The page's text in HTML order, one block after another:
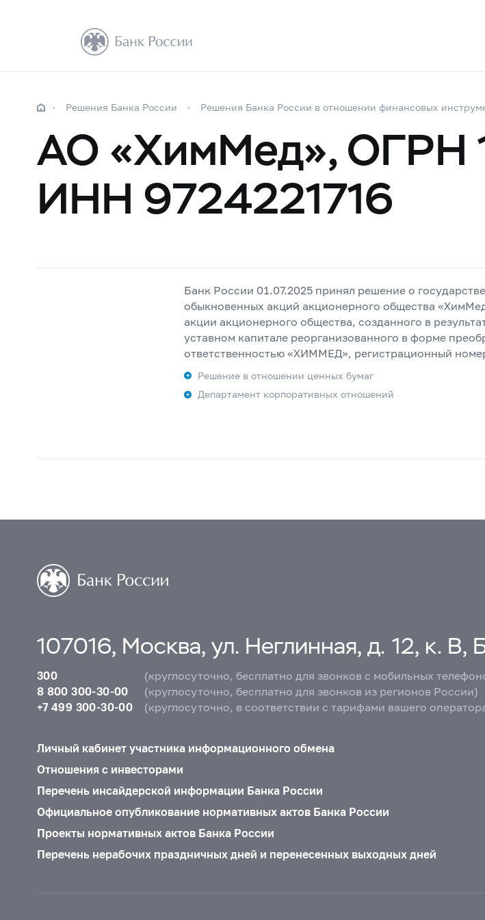
Решения Банка России Решения Банка России в отношении финансовых
АО «ХимМед», ОГРН
ИНН 9724221716
Банк России 01.07.2025 принял решение о
обыкновенных акций акционерного общества
акции акционерного общества, созданного в
уставном капитале реорганизованного в форме
ответственностью «ХИММЕД», регистрационный
Решение в отношении ценных бумаг
Департамент корпоративных отношений
107016, Москва, ул. Неглинная, д. 12, к. В,
300
(круглосуточно, бесплатно для звонков с мобильных
8 800 300-30-00
(круглосуточно, бесплатно для звонков из регионов России)
+7 499 300-30-00
(круглосуточно, в соответствии с тарифами вашего
Личный кабинет участника информационного обмена
Отношения с инвесторами
Перечень инсайдерской информации Банка России
Официальное опубликование нормативных актов Банка России
Проекты нормативных актов Банка России
Перечень нерабочих праздничных дней и перенесенных выходных дней